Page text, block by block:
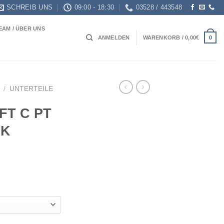
SCHREIB UNS 09:00 - 18:30 03528 / 443548
/ ÜBER UNS
ANMELDEN WARENKORB /0,00€ 0
/ UNTERTEILE
C PT